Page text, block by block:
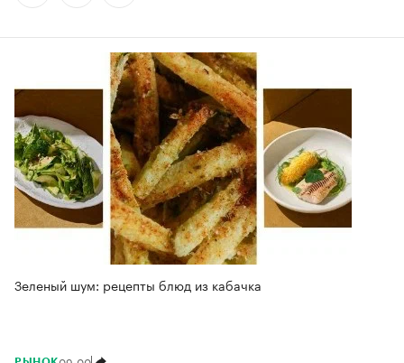
Зеленый шум: рецепты блюд из кабачка